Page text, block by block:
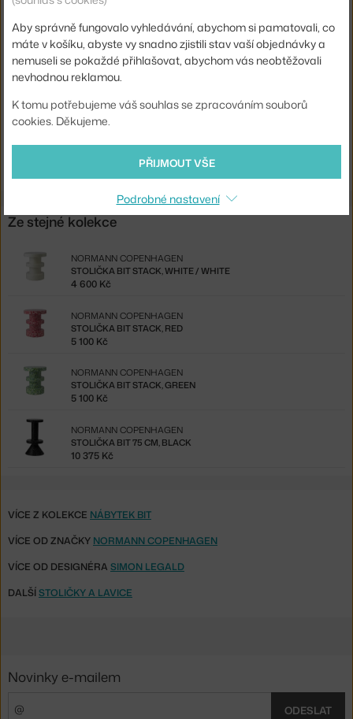
Materiál:
polyetylén
Sedák:
plast
plast
Kód produktu NCP-605699
EAN
5715396098955
Ste zo Slovenska? Prejdite naStolička Bit Cone, white
Shopping from the EU? Switch toBit Stool Cone, white
Ze stejné kolekce
STOLIČKA BIT STACK, WHITE / WHITE
NORMANN COPENHAGEN
4 600 Kč
STOLIČKA BIT STACK, RED
NORMANN COPENHAGEN
5 100 Kč
STOLIČKA BIT STACK, GREEN
NORMANN COPENHAGEN
5 100 Kč
STOLIČKA BIT 75 CM, BLACK
NORMANN COPENHAGEN
10 375 Kč
VÍCE Z KOLEKCE NÁBYTEK BIT
VÍCE OD ZNAČKY NORMANN COPENHAGEN
VÍCE OD DESIGNÉRA SIMON LEGALD
DALŠÍSTOLIČKY A LAVICE
Aby správně fungovalo vyhledávání, abychom si pamatovali, co
máte v košíku, abyste vy snadno zjistili stav vaší objednávky a
nemuseli se pokaždé přihlašovat, abychom vás neobtěžovali
nevhodnou reklamou.
K tomu potřebujeme váš souhlas se zpracováním souborů
cookies. Děkujeme.
PŘIJMOUT VŠE
Podrobné nastavení
Novinky e-mailem
ODESLAT